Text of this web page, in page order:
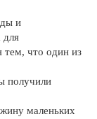
и
для
тем, что один из
получили
маленьких